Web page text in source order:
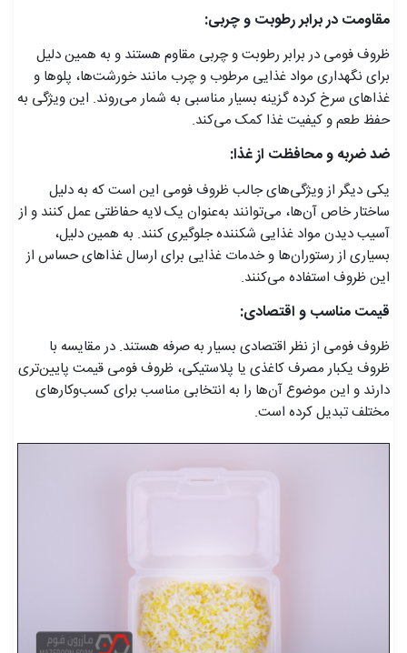
مقاومت در برابر رطوبت و چربی:
ظروف فومی در برابر رطوبت و چربی مقاوم هستند و به همین دلیل
برای نگهداری مواد غذایی مرطوب و چرب مانند خورشت‌ها، پلوها و
غذاهای سرخ کرده گزینه بسیار مناسبی به شمار می‌روند. این ویژگی به
حفظ طعم و کیفیت غذا کمک می‌کند.
ضد ضربه و محافظت از غذا:
یکی دیگر از ویژگی‌های جالب ظروف فومی این است که به دلیل
ساختار خاص آن‌ها، می‌توانند به‌عنوان یک لایه حفاظتی عمل کنند و از
آسیب دیدن مواد غذایی شکننده جلوگیری کنند. به همین دلیل،
بسیاری از رستوران‌ها و خدمات غذایی برای ارسال غذاهای حساس از
این ظروف استفاده می‌کنند.
قیمت مناسب و اقتصادی:
ظروف فومی از نظر اقتصادی بسیار به صرفه هستند. در مقایسه با
ظروف یکبار مصرف کاغذی یا پلاستیکی، ظروف فومی قیمت پایین‌تری
دارند و این موضوع آن‌ها را به انتخابی مناسب برای کسب‌وکارهای
مختلف تبدیل کرده است.